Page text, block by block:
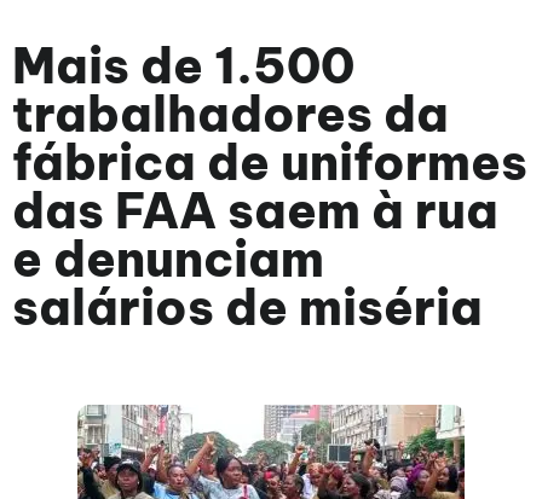
Mais de 1.500
trabalhadores da
fábrica de uniformes
das FAA saem à rua
e denunciam
salários de miséria